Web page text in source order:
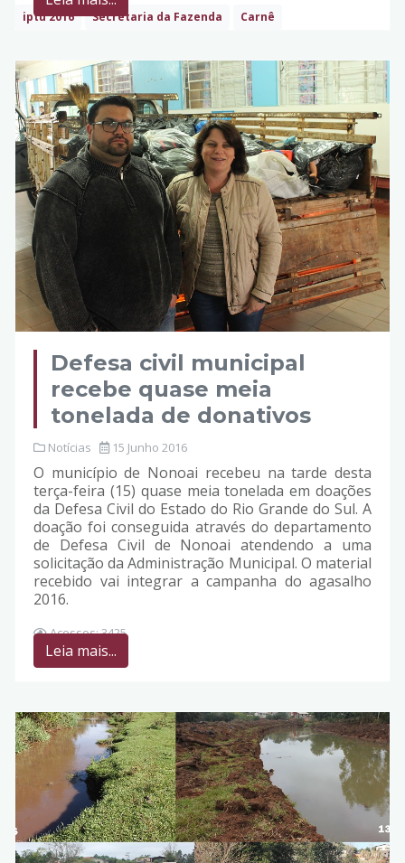
iptu 2016 Secretaria da Fazenda Carnê
Defesa civil municipal
recebe quase meia
tonelada de donativos
Notícias 15 Junho 2016
O município de Nonoai recebeu na tarde desta
terça-feira (15) quase meia tonelada em doações
da Defesa Civil do Estado do Rio Grande do Sul. A
doação foi conseguida através do departamento
de Defesa Civil de Nonoai atendendo a uma
solicitação da Administração Municipal. O material
recebido vai integrar a campanha do agasalho
2016.
Acessos: 3425
Leia mais...